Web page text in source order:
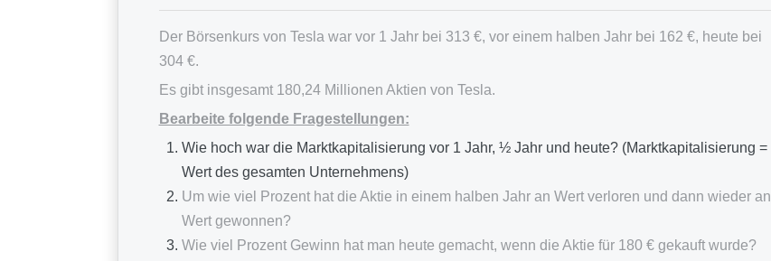
Der Börsenkurs von Tesla war vor 1 Jahr bei 313 €, vor einem halben Jahr bei 162 €, heute bei
304 €.
Es gibt insgesamt 180,24 Millionen Aktien von Tesla.
Bearbeite folgende Fragestellungen:
Wie hoch war die Marktkapitalisierung vor 1 Jahr, ½ Jahr und heute? (Marktkapitalisierung =
Wert des gesamten Unternehmens)
Um wie viel Prozent hat die Aktie in einem halben Jahr an Wert verloren und dann wieder an
Wert gewonnen?
Wie viel Prozent Gewinn hat man heute gemacht, wenn die Aktie für 180 € gekauft wurde?